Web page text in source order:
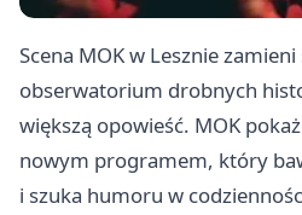
Scena MOK w Lesznie
obserwatorium drobnych
większą opowieść. MOK
nowym programem, który
i szuka humoru w